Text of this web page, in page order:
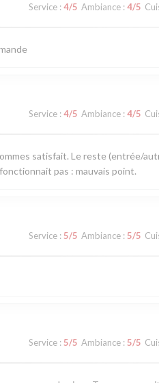
Service : 4/5 Ambiance : 4/5
Service : 4/5 Ambiance : 4/5
satisfait. Le reste (entrée/
pas : mauvais point.
Service : 5/5 Ambiance : 5/5
Service : 5/5 Ambiance : 5/5
au cœur du vieux Tours...ce serait